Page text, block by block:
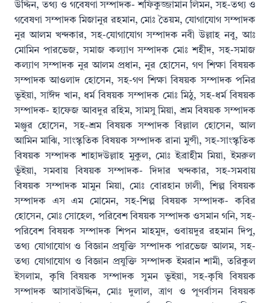
উদ্দিন, তথ্য ও গবেষণা সম্পাদক- শফিকুজ্জামান লিমন, সহ-তথ্য ও
গবেষণা সম্পাদক মিজানুর রহমান, মোঃ তৈয়ম, যোগাযোগ সম্পাদক
নুর আলম খন্দকার, সহ-যোগাযোগ সম্পাদক নবী উল্লাহ নবু, আঃ
মোমিন পারভেজ, সমাজ কল্যাণ সম্পাদক মোঃ শহীদ, সহ-সমাজ
কল্যাণ সম্পাদক নুর আলম প্রধান, নুর হোসেন, গণ শিক্ষা বিষয়ক
সম্পাদক আওলাদ হোসেন, সহ-গণ শিক্ষা বিষয়ক সম্পাদক পনির
ভূইয়া, সাঈদ খান, ধর্ম বিষয়ক সম্পাদক মোঃ মিঠু, সহ-ধর্ম বিষয়ক
সম্পাদক- হাফেজ আবদুর রহিম, সামসু মিয়া, শ্রম বিষয়ক সম্পাদক
মঞ্জুর হোসেন, সহ-শ্রম বিষয়ক সম্পাদক বিল্লাল হোসেন, আল
আমিন মাঝি, সাংস্কৃতিক বিষয়ক সম্পাদক রানা মুন্সী, সহ-সাংস্কৃতিক
বিষয়ক সম্পাদক শাহাদউল্লাহ মুকুল, মোঃ ইব্রাহীম মিয়া, ইমরুল
ভূঁইয়া, সমবায় বিষয়ক সম্পাদক- দিদার খন্দকার, সহ-সমবায়
বিষয়ক সম্পাদক মামুন মিয়া, মোঃ বোরহান ঢালী, শিল্প বিষয়ক
সম্পাদক এস এম মোমেন, সহ-শিল্প বিষয়ক সম্পাদক- কবির
হোসেন, মোঃ সোহেল, পরিবেশ বিষয়ক সম্পাদক ওসমান গনি, সহ-
পরিবেশ বিষয়ক সম্পাদক শিপন মাহমুদ, ওবায়দুর রহমান দিপু,
তথ্য যোগাযোগ ও বিজ্ঞান প্রযুক্তি সম্পাদক পারভেজ আলম, সহ-
তথ্য যোগাযোগ ও বিজ্ঞান প্রযুক্তি সম্পাদক ইমরান শামী, তরিকুল
ইসলাম, কৃষি বিষয়ক সম্পাদক সুমন ভূইয়া, সহ-কৃষি বিষয়ক
সম্পাদক আসাবউদ্দিন, মোঃ দুলাল, ত্রাণ ও পূণর্বাসন বিষয়ক